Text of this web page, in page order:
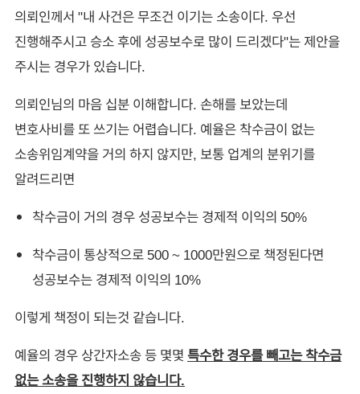
의뢰인께서 "내 사건은 무조건 이기는 소송이다. 우선
진행해주시고 승소 후에 성공보수로 많이 드리겠다"는 제안을
주시는 경우가 있습니다.
의뢰인님의 마음 십분 이해합니다. 손해를 보았는데
변호사비를 또 쓰기는 어렵습니다. 예율은 착수금이 없는
소송위임계약을 거의 하지 않지만, 보통 업계의 분위기를
알려드리면
착수금이 거의 경우 성공보수는 경제적 이익의 50%
착수금이 통상적으로 500 ~ 1000만원으로 책정된다면
성공보수는 경제적 이익의 10%
이렇게 책정이 되는것 같습니다.
예율의 경우 상간자소송 등 몇몇 특수한 경우를 빼고는 착수금
없는 소송을 진행하지 않습니다.